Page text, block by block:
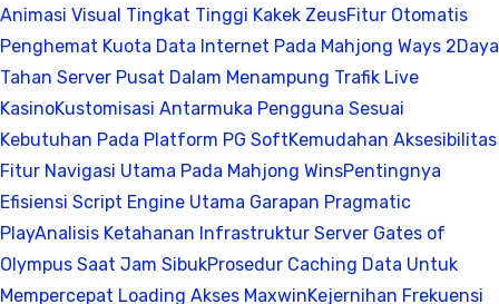
Animasi Visual Tingkat Tinggi Kakek ZeusFitur Otomatis
Penghemat Kuota Data Internet Pada Mahjong Ways 2Daya
Tahan Server Pusat Dalam Menampung Trafik Live
KasinoKustomisasi Antarmuka Pengguna Sesuai
Kebutuhan Pada Platform PG SoftKemudahan Aksesibilitas
Fitur Navigasi Utama Pada Mahjong WinsPentingnya
Efisiensi Script Engine Utama Garapan Pragmatic
PlayAnalisis Ketahanan Infrastruktur Server Gates of
Olympus Saat Jam SibukProsedur Caching Data Untuk
Mempercepat Loading Akses MaxwinKejernihan Frekuensi